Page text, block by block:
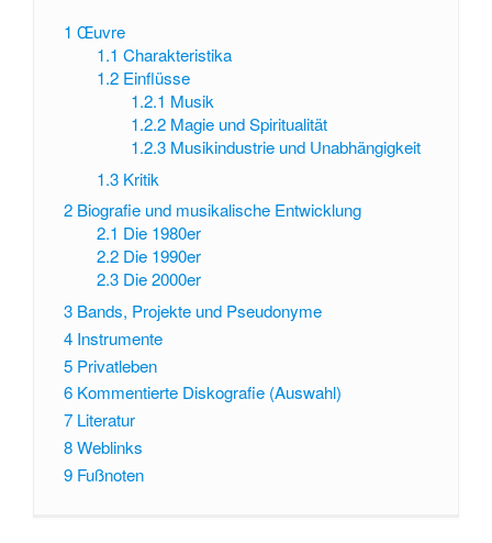
1 Œuvre
1.1 Charakteristika
1.2 Einflüsse
1.2.1 Musik
1.2.2 Magie und Spiritualität
1.2.3 Musikindustrie und Unabhängigkeit
1.3 Kritik
2 Biografie und musikalische Entwicklung
2.1 Die 1980er
2.2 Die 1990er
2.3 Die 2000er
3 Bands, Projekte und Pseudonyme
4 Instrumente
5 Privatleben
6 Kommentierte Diskografie (Auswahl)
7 Literatur
8Weblinks
9 Fußnoten